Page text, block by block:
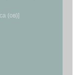
(ов)]